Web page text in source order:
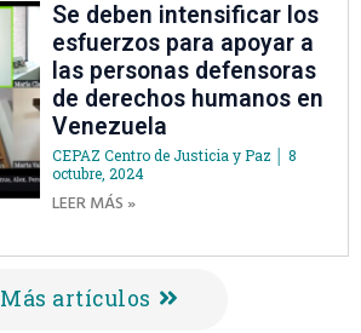
Se deben intensificar los
esfuerzos para apoyar a
las personas defensoras
de derechos humanos en
Venezuela
CEPAZ Centro de Justicia y Paz
8
octubre, 2024
LEER MÁS »
Más artículos